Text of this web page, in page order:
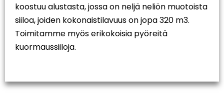
koostuu alustasta, jossa on neljä neliön muotoista
siiloa, joiden kokonaistilavuus on jopa 320 m3.
Toimitamme myös erikokoisia pyöreitä
kuormaussiiloja.